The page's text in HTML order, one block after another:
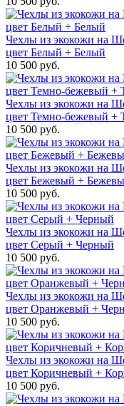
Чехлы из экокожи на
цвет Белый + Белый
10 500 руб.
Чехлы из экокожи на
цвет Темно-бежевый +
10 500 руб.
Чехлы из экокожи на
цвет Бежевый +
10 500 руб.
Чехлы из экокожи на
цвет Серый + Черный
10 500 руб.
Чехлы из экокожи на
цвет Оранжевый +
10 500 руб.
Чехлы из экокожи на
цвет Коричневый +
10 500 руб.